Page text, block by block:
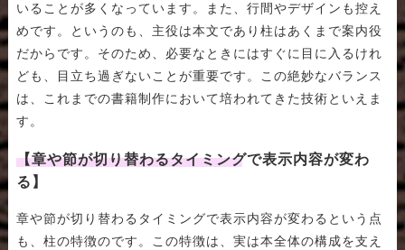
いることが多くなっています。また、行間やデザインも控え
めです。というのも、主役は本文であり柱はあくまで案内役
だからです。そのため、必要なときにはすぐに目に入るけれ
ども、目立ち過ぎないことが重要です。この絶妙なバランス
は、これまでの書籍制作において培われてきた技術といえま
す。
【章や節が切り替わるタイミングで表示内容が変わ
る】
章や節が切り替わるタイミングで表示内容が変わるという点
も、柱の特徴のです。この特徴は、実は本全体の構成を支え